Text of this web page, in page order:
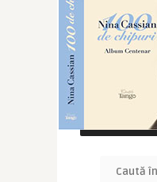
CAUTĂ ÎN SITE